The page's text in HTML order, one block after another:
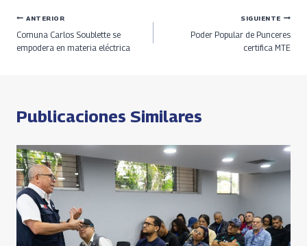
o
k
ds
m
p
n
k
entrada:
Navegación
de
ANTERIOR
Comuna Carlos Soublette se
empodera en materia eléctrica
SIGUIENTE
Poder Popular de Punceres
certifica MTE
Publicaciones Similares